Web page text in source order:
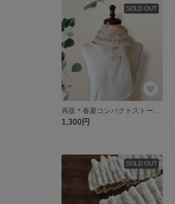
SOLD OUT
1,300円
SOLD OUT